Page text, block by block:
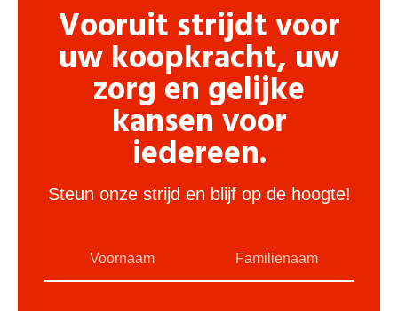
Vooruit strijdt voor
uw koopkracht, uw
zorg en gelijke
kansen voor
iedereen.
Steun onze strijd en blijf op de hoogte!